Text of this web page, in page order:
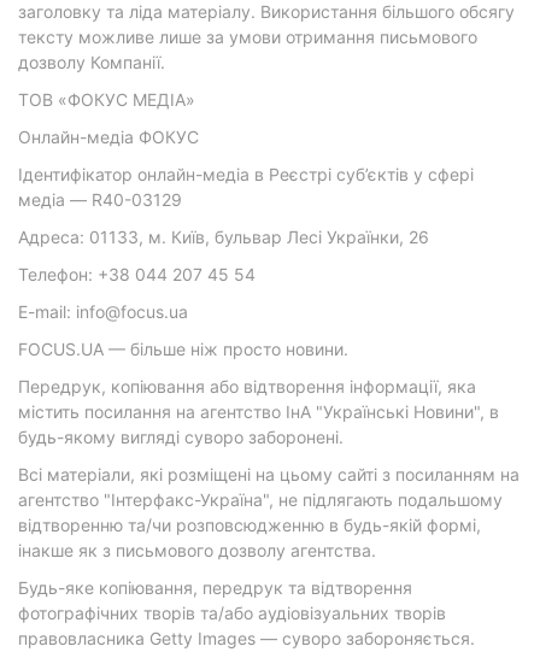
заголовку та ліда матеріалу. Використання більшого обсягу
тексту можливе лише за умови отримання письмового
дозволу Компанії.
ТОВ «ФОКУС МЕДІА»
Онлайн-медіа ФОКУС
Ідентифікатор онлайн-медіа в Реєстрі суб’єктів у сфері
медіа — R40-03129
Адреса: 01133, м. Київ, бульвар Лесі Українки, 26
Телефон: +38 044 207 45 54
E-mail: info@focus.ua
FOCUS.UA — більше ніж просто новини.
Передрук, копіювання або відтворення інформації, яка
містить посилання на агентство ІнА "Українські Новини", в
будь-якому вигляді суворо заборонені.
Всі матеріали, які розміщені на цьому сайті з посиланням на
агентство "Інтерфакс-Україна", не підлягають подальшому
відтворенню та/чи розповсюдженню в будь-якій формі,
інакше як з письмового дозволу агентства.
Будь-яке копіювання, передрук та відтворення
фотографічних творів та/або аудіовізуальних творів
правовласника Getty Images — суворо забороняється.